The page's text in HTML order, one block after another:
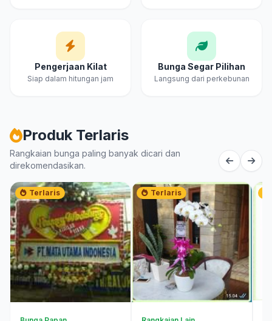
Pengerjaan Kilat
Siap dalam hitungan jam
Bunga Segar Pilihan
Langsung dari perkebunan
Produk Terlaris
Rangkaian bunga paling banyak dicari dan
direkomendasikan.
Terlaris Terlaris